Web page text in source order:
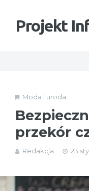
Projekt
Moda i uroda
przekór
Redakcja 23